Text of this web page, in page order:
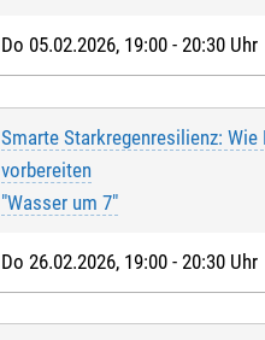
Do 05.02.2026, 19:00 - 20:30 Uhr
Smarte Starkregenresilienz: Wie
vorbereiten
"Wasser um 7"
Do 26.02.2026, 19:00 - 20:30 Uhr